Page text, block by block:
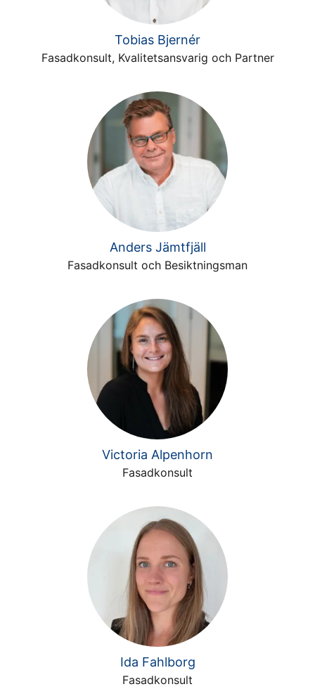
Tobias Bjernér
Fasadkonsult, Kvalitetsansvarig och Partner
Anders Jämtfjäll
Fasadkonsult och Besiktningsman
Victoria Alpenhorn
Fasadkonsult
Ida Fahlborg
Fasadkonsult